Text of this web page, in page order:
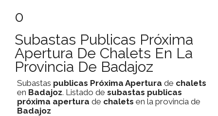
0
Subastas Publicas Próxima
Apertura De Chalets En La
Provincia De Badajoz
Subastas publicas Próxima Apertura de chalets
en Badajoz. Listado de subastas publicas
próxima apertura de chalets en la provincia de
Badajoz